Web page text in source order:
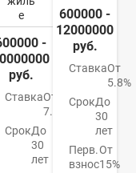
е
-
руб.
СтавкаОт
7.4%
СрокДо
30
лет
600000 -
12000000
руб.
СтавкаОт
5.8%
СрокДо
30
лет
Перв.
взнос
От
15%